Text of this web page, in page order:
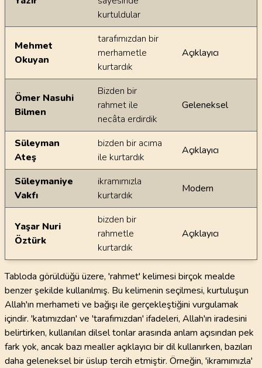
kurtuldular
Mehmet
Okuyan
tarafımızdan bir
merhametle
kurtardık
Açıklayıcı
Ömer Nasuhi
Bilmen
Bizden bir
rahmet ile
necâta erdirdik
Geleneksel
Süleyman
Ateş
bizden bir acıma
ile kurtardık
Açıklayıcı
Süleymaniye
Vakfı
ikramımızla
kurtardık
Modern
Yaşar Nuri
Öztürk
bizden bir
rahmetle
kurtardık
Açıklayıcı
Tabloda görüldüğü üzere, 'rahmet' kelimesi birçok mealde
benzer şekilde kullanılmış. Bu kelimenin seçilmesi, kurtuluşun
Allah'ın merhameti ve bağışı ile gerçekleştiğini vurgulamak
içindir. 'katımızdan' ve 'tarafımızdan' ifadeleri, Allah'ın iradesini
belirtirken, kullanılan dilsel tonlar arasında anlam açısından pek
fark yok, ancak bazı mealler açıklayıcı bir dil kullanırken, bazıları
daha geleneksel bir üslup tercih etmiştir. Örneğin, 'ikramımızla'